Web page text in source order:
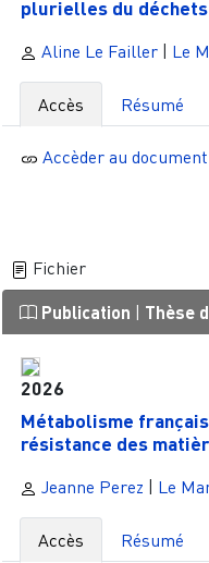
plurielles du
Aline Le Failler| Le
Accès Résumé
Accèder au document
Fichier
Publication Thèse
2026
Métabolisme
résistance des
Jeanne Perez | Le
Accès Résumé